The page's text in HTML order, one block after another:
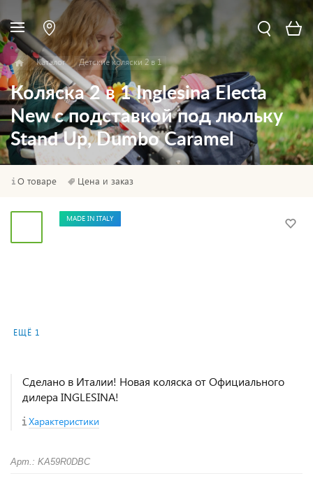
Каталог Детские коляски 2 в 1
Коляска 2 в 1 Inglesina Electa
New с подставкой под люльку
Stand Up, Dumbo Caramel
О товаре Цена и заказ
ЕЩЁ 1
MADE IN ITALY
Сделано в Италии! Новая коляска от Официального
дилера INGLESINA!
Характеристики
Арт.: KA59R0DBC